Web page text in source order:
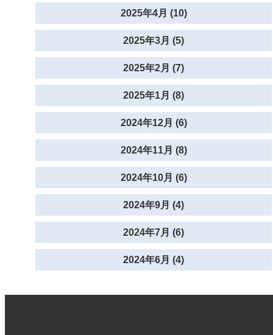
2025年4月 (10)
2025年3月 (5)
2025年2月 (7)
2025年1月 (8)
2024年12月 (6)
2024年11月 (8)
2024年10月 (6)
2024年9月 (4)
2024年7月 (6)
2024年6月 (4)